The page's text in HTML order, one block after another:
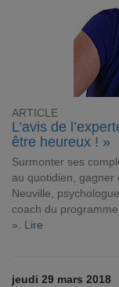
ARTICLE
L’avis de
être heureux ! »
Surmonter ses
au quotidien, gagner
Neuville,
coach du
». Lire
jeudi 29 mars 2018